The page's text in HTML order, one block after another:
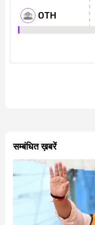
सम्बंधित ख़बरें